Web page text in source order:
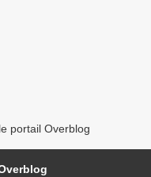
portail Overblog